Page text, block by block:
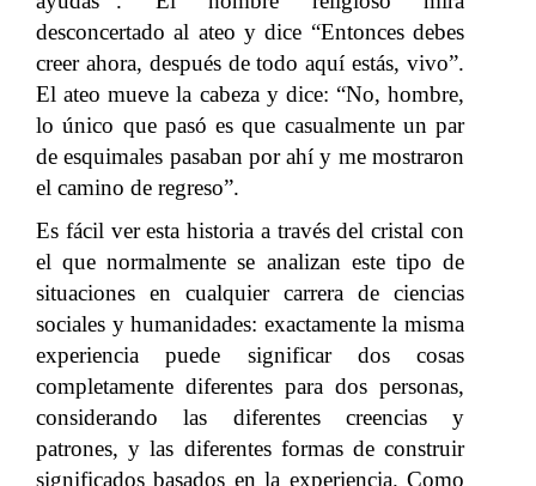
desconcertado al ateo y dice “Entonces debes
creer ahora, después de todo aquí estás, vivo”.
El ateo mueve la cabeza y dice: “No, hombre,
lo único que pasó es que casualmente un par
de esquimales pasaban por ahí y me mostraron
el camino de regreso”.
Es fácil ver esta historia a través del cristal con
el que normalmente se analizan este tipo de
situaciones en cualquier carrera de ciencias
sociales y humanidades: exactamente la misma
experiencia puede significar dos cosas
completamente diferentes para dos personas,
considerando las diferentes creencias y
patrones, y las diferentes formas de construir
significados basados en la experiencia. Como